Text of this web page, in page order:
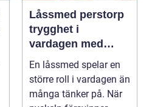
Låssmed perstorp
trygghet i
vardagen med
moderna lås och
säkerhet
En låssmed spelar en
större roll i vardagen än
många tänker på. När